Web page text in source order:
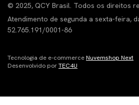
© 2025, QCY Brasil. Todos os direitos
Atendimento de segunda a sexta-feira,
52.765.191/0001-86
Tecnologia de e-commerceNuvemshop Next
Desenvolvido porTEC4U